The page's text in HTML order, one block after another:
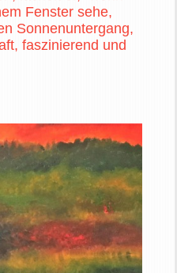
Fenster sehe,
Sonnenuntergang,
faszinierend und